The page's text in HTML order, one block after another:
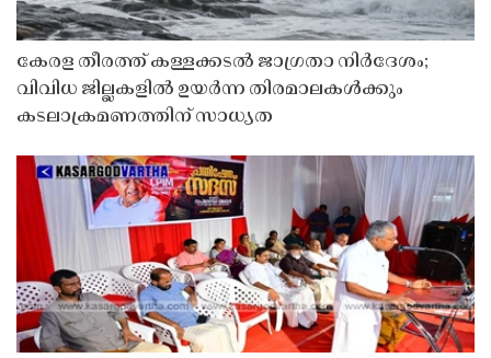
കേരള തീരത്ത് കള്ളക്കടൽ ജാഗ്രതാ നിർദേശം;
വിവിധ ജില്ലകളിൽ ഉയർന്ന തിരമാലകൾക്കും
കടലാക്രമണത്തിന് സാധ്യത